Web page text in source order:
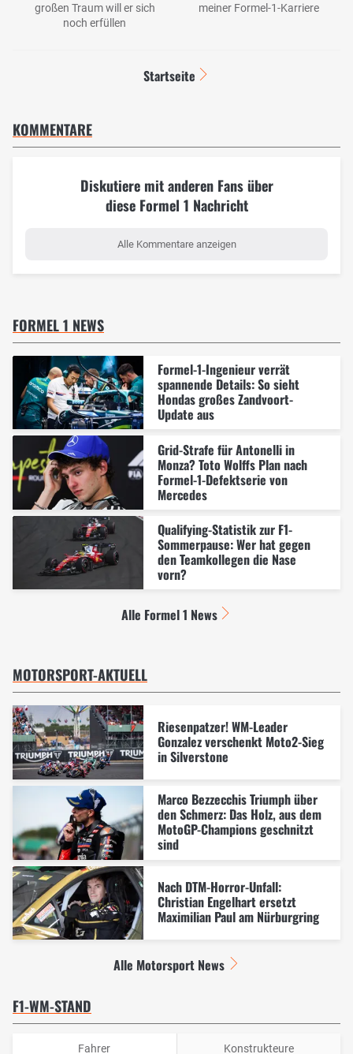
großen Traum will er sich
noch erfüllen
meiner Formel-1-Karriere
Startseite
KOMMENTARE
Diskutiere mit anderen Fans über
diese Formel 1 Nachricht
Alle Kommentare anzeigen
FORMEL 1 NEWS
Formel-1-Ingenieur verrät
spannende Details: So sieht
Hondas großes Zandvoort-
Update aus
Grid-Strafe für Antonelli in
Monza? Toto Wolffs Plan nach
Formel-1-Defektserie von
Mercedes
Qualifying-Statistik zur F1-
Sommerpause: Wer hat gegen
den Teamkollegen die Nase
vorn?
Alle Formel 1 News
MOTORSPORT-AKTUELL
Riesenpatzer! WM-Leader
Gonzalez verschenkt Moto2-Sieg
in Silverstone
Marco Bezzecchis Triumph über
den Schmerz: Das Holz, aus dem
MotoGP-Champions geschnitzt
sind
Nach DTM-Horror-Unfall:
Christian Engelhart ersetzt
Maximilian Paul am Nürburgring
Alle Motorsport News
F1-WM-STAND
Fahrer Konstrukteure